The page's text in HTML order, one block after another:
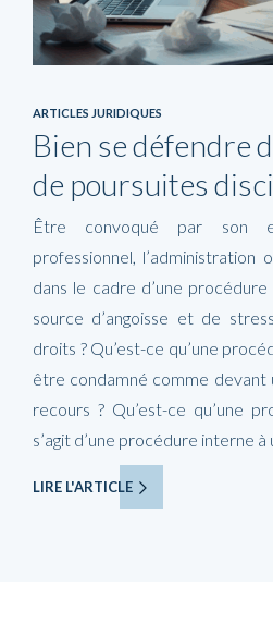
ARTICLES JURIDIQUES
Bien se défendre
de poursuites
Être convoqué par son
professionnel, l’administration
dans le cadre d’une
source d’angoisse et de
droits ? Qu’est-ce qu’une
être condamné comme devant
recours ? Qu’est-ce qu’une
s’agit d’une procédure interne
LIRE L'ARTICLE